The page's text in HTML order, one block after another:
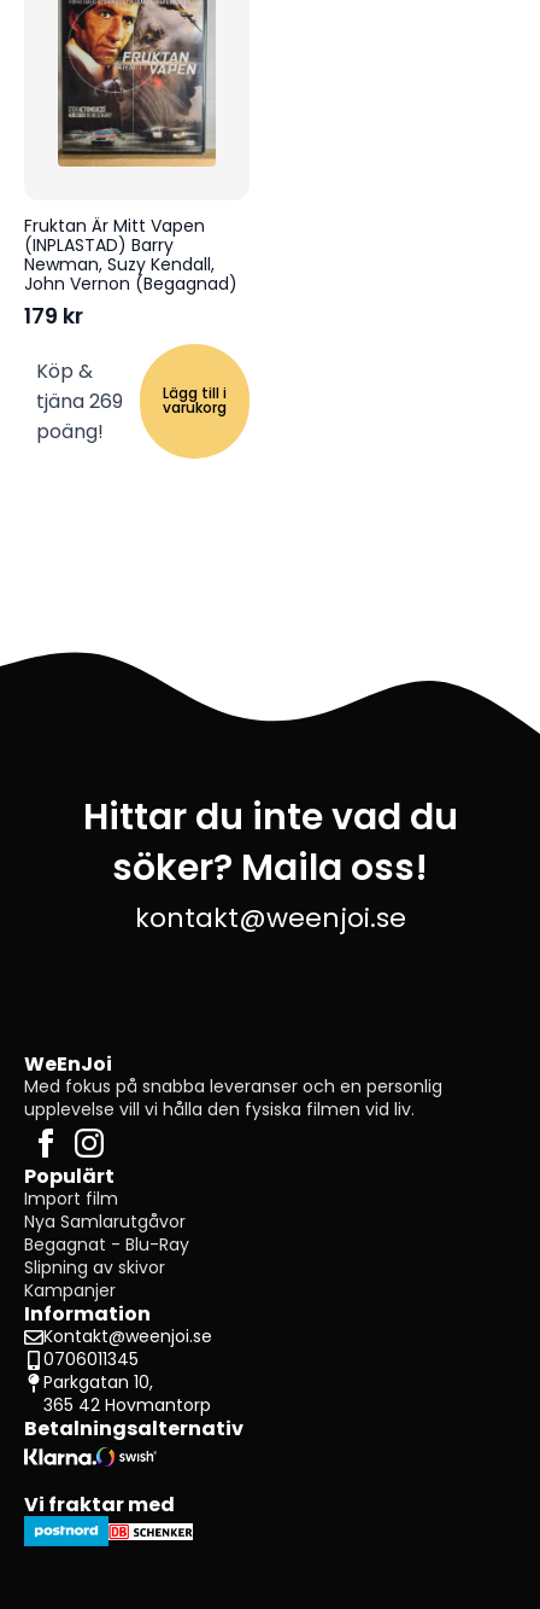
Fruktan Är Mitt Vapen
(INPLASTAD) Barry
Newman, Suzy Kendall,
John Vernon (Begagnad)
179 kr
Köp &
tjäna 269
poäng!
Lägg till i
varukorg
Hittar du inte vad du
söker? Maila oss!
kontakt@weenjoi.se
WeEnJoi
Med fokus på snabba leveranser och en personlig
upplevelse vill vi hålla den fysiska filmen vid liv.
Populärt
Import film
Nya Samlarutgåvor
Begagnat - Blu-Ray
Slipning av skivor
Kampanjer
Information
Kontakt@weenjoi.se
0706011345
Parkgatan 10,
365 42 Hovmantorp
Betalningsalternativ
Vi fraktar med